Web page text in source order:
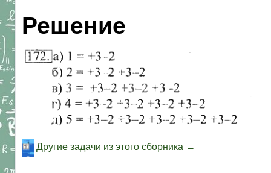
Решение
Другие задачи из этого сборника →